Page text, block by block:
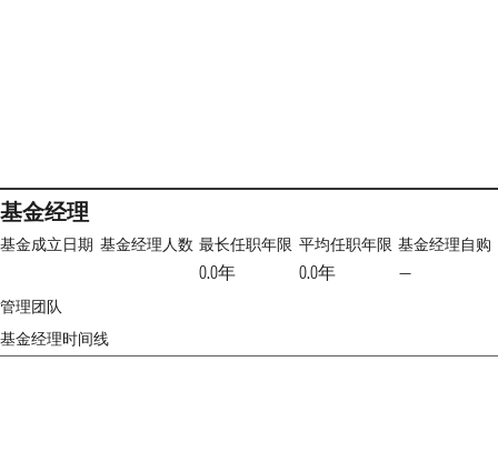
基金经理
基金成立日期 基金经理人数 最长任职年限
0.0年
平均任职年限
0.0年
基金经理自购
—
管理团队
基金经理时间线